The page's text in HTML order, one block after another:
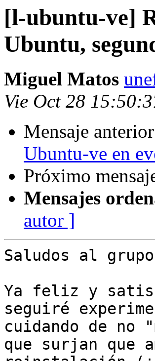
[l-ubuntu-ve]
Ubuntu,
Miguel Matos
Vie Oct 28
Mensaje
Ubuntu-ve en
Próximo
Mensajes
autor ]
Saludos al
Ya feliz y
seguiré
cuidando de no
que surjan que